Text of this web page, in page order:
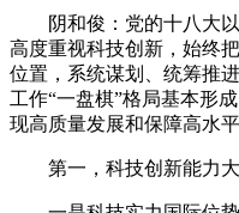
阴和俊：党的十八大以
高度重视科技创新，始终
位置，系统谋划、统筹推
工作“一盘棋”格局基本形
现高质量发展和保障高水
第一，科技创新能力大